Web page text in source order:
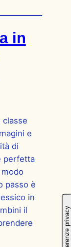
in
classe
e
di
perfetta
passo è
in
il